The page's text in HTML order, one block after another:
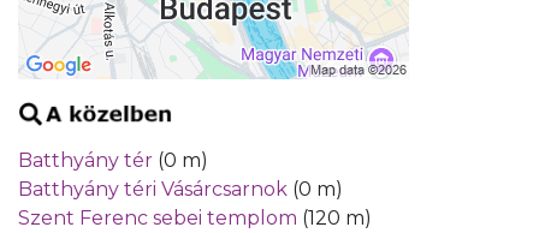
Batthyány tér (0 m)
Batthyány téri Vásárcsarnok (0 m)
Szent Ferenc sebei templom (120 m)